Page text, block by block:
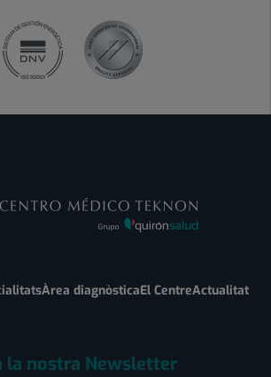
Àrea diagnòsticaEl CentreActualitat
la nostra Newsletter